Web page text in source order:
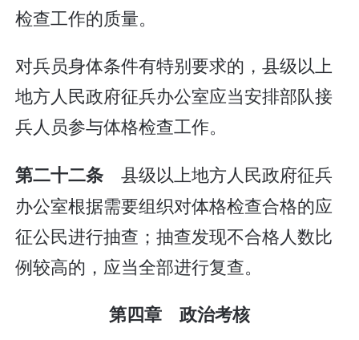
检查工作的质量。
对兵员身体条件有特别要求的，县级以上
地方人民政府征兵办公室应当安排部队接
兵人员参与体格检查工作。
第二十二条 县级以上地方人民政府征兵
办公室根据需要组织对体格检查合格的应
征公民进行抽查；抽查发现不合格人数比
例较高的，应当全部进行复查。
第四章 政治考核